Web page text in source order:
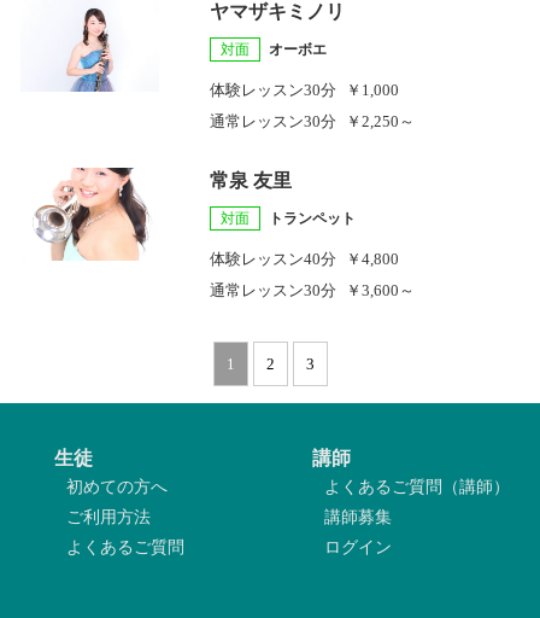
ヤマザキミノリ
対面 オーボエ
体験レッスン30分
￥1,000
通常レッスン30分 ￥2,250～
常泉 友里
対面 トランペット
体験レッスン40分
￥4,800
通常レッスン30分 ￥3,600～
1 2 3
生徒
初めての方へ
ご利用方法
よくあるご質問
講師
よくあるご質問（講師）
講師募集
ログイン